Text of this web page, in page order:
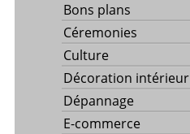
Bons plans
Céremonies
Culture
Décoration intérieur
Dépannage
E-commerce